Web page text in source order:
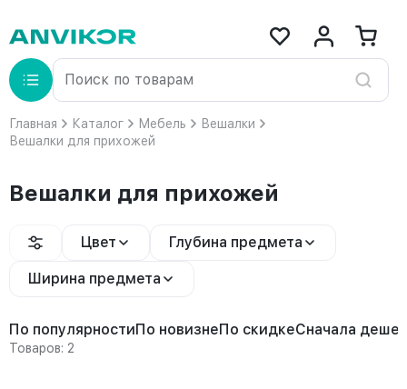
Главная Каталог Мебель
Вешалки
Вешалки для прихожей
Вешалки для прихожей
Цвет Глубина предмета
Ширина предмета
По популярностиПо новизнеПо скидкеСначала
Товаров: 2